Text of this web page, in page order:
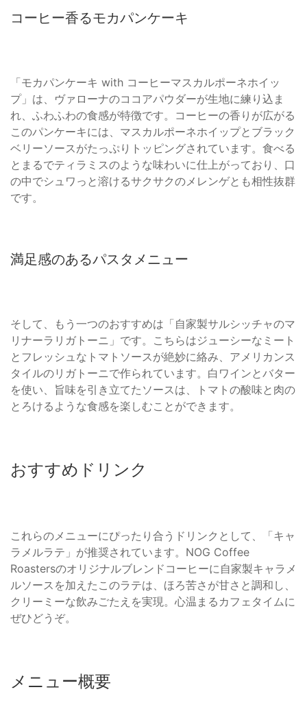
コーヒー香るモカパンケーキ
「モカパンケーキ with コーヒーマスカルポーネホイッ
プ」は、ヴァローナのココアパウダーが生地に練り込ま
れ、ふわふわの食感が特徴です。コーヒーの香りが広がる
このパンケーキには、マスカルポーネホイップとブラック
ベリーソースがたっぷりトッピングされています。食べる
とまるでティラミスのような味わいに仕上がっており、口
の中でシュワっと溶けるサクサクのメレンゲとも相性抜群
です。
満足感のあるパスタメニュー
そして、もう一つのおすすめは「自家製サルシッチャのマ
リナーラリガトーニ」です。こちらはジューシーなミート
とフレッシュなトマトソースが絶妙に絡み、アメリカンス
タイルのリガトーニで作られています。白ワインとバター
を使い、旨味を引き立てたソースは、トマトの酸味と肉の
とろけるような食感を楽しむことができます。
おすすめドリンク
これらのメニューにぴったり合うドリンクとして、「キャ
ラメルラテ」が推奨されています。NOG Coffee
Roastersのオリジナルブレンドコーヒーに自家製キャラメ
ルソースを加えたこのラテは、ほろ苦さが甘さと調和し、
クリーミーな飲みごたえを実現。心温まるカフェタイムに
ぜひどうぞ。
メニュー概要